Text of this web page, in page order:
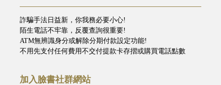
詐騙手法日益新，你我務必要小心!
陌生電話不牢靠，反覆查詢很重要!
ATM無辨識身分或解除分期付款設定功能!
不用先支付任何費用不交付提款卡存摺或購買電話點數
加入臉書社群網站